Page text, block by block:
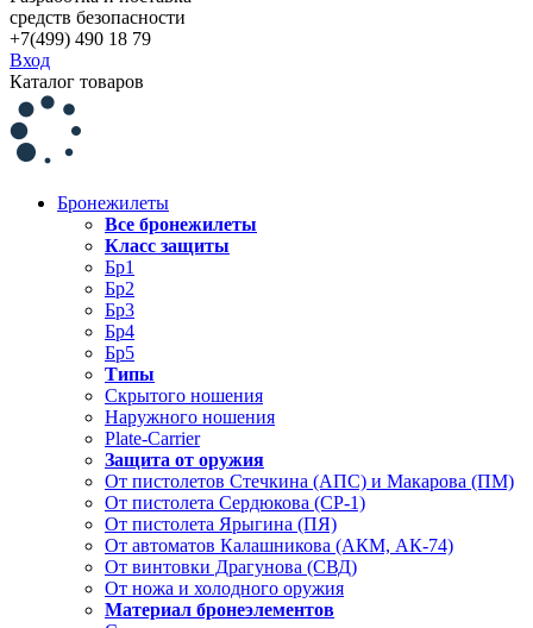
средств безопасности
+7(499) 490 18 79
Вход
Каталог товаров
Бронежилеты
Все бронежилеты
Класс защиты
Бр1
Бр2
Бр3
Бр4
Бр5
Типы
Скрытого ношения
Наружного ношения
Plate-Carrier
Защита от оружия
От пистолетов Стечкина (АПС) и Макарова (ПМ)
От пистолета Сердюкова (СР-1)
От пистолета Ярыгина (ПЯ)
От автоматов Калашникова (АКМ, АК-74)
От винтовки Драгунова (СВД)
От ножа и холодного оружия
Материал бронеэлементов